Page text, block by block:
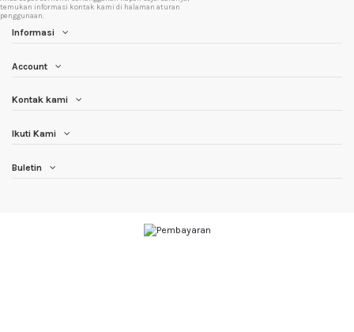
temukan informasi kontak kami di halaman aturan
penggunaan.
Informasi
Account
Kontak kami
Ikuti Kami
Buletin